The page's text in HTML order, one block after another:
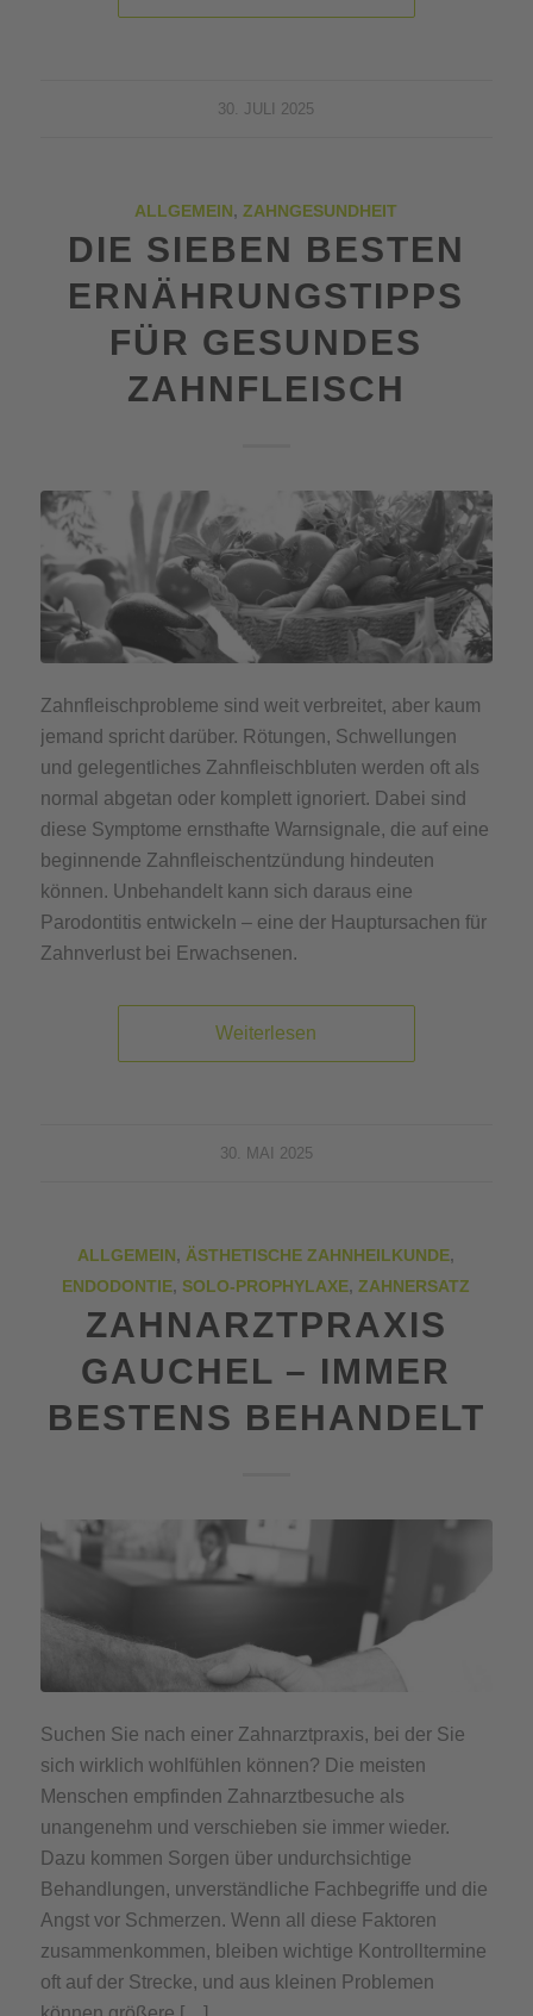
30. JULI 2025
ALLGEMEIN,ZAHNGESUNDHEIT
DIE SIEBEN BESTEN
ERNÄHRUNGSTIPPS
FÜR GESUNDES
ZAHNFLEISCH
Zahnfleischprobleme sind weit verbreitet, aber kaum
jemand spricht darüber. Rötungen, Schwellungen
und gelegentliches Zahnfleischbluten werden oft als
normal abgetan oder komplett ignoriert. Dabei sind
diese Symptome ernsthafte Warnsignale, die auf eine
beginnende Zahnfleischentzündung hindeuten
können. Unbehandelt kann sich daraus eine
Parodontitis entwickeln – eine der Hauptursachen für
Zahnverlust bei Erwachsenen.
Weiterlesen
30. MAI 2025
ALLGEMEIN, ÄSTHETISCHE ZAHNHEILKUNDE,
ENDODONTIE,SOLO-PROPHYLAXE,ZAHNERSATZ
ZAHNARZTPRAXIS
GAUCHEL – IMMER
BESTENS BEHANDELT
Suchen Sie nach einer Zahnarztpraxis, bei der Sie
sich wirklich wohlfühlen können? Die meisten
Menschen empfinden Zahnarztbesuche als
unangenehm und verschieben sie immer wieder.
Dazu kommen Sorgen über undurchsichtige
Behandlungen, unverständliche Fachbegriffe und die
Angst vor Schmerzen. Wenn all diese Faktoren
zusammenkommen, bleiben wichtige Kontrolltermine
oft auf der Strecke, und aus kleinen Problemen